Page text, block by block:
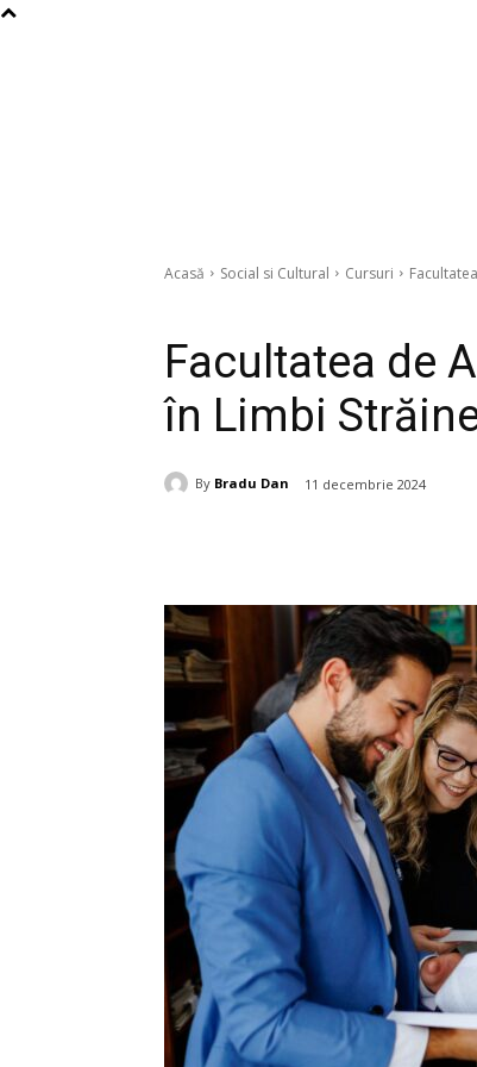
Acasă Social si Cultural Cursuri
Facultatea de
în Limbi
By Bradu Dan 11 decembrie 2024